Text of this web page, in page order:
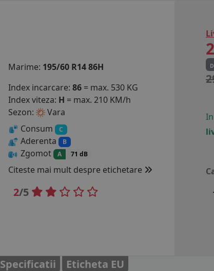
Marime: 195/60 R14 86H
Index incarcare: 86 = max. 530 KG
Index viteza: H = max. 210 KM/h
Sezon:
Vara
Consum
C
Aderenta B
Zgomot A 71 dB
Citeste mai mult despre etichetare
2/5
Specificatii Eticheta EU